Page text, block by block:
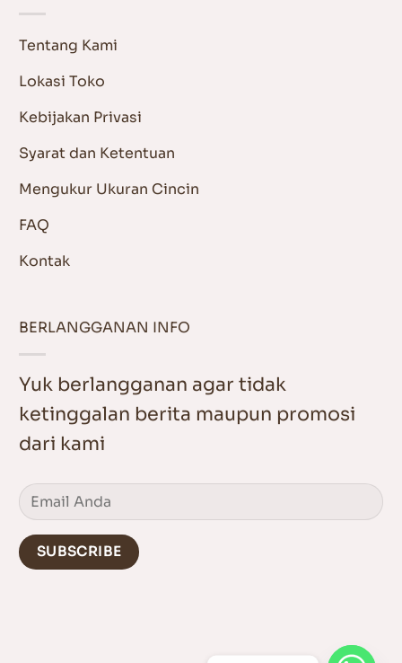
Tentang Kami
Lokasi Toko
Kebijakan Privasi
Syarat dan Ketentuan
Mengukur Ukuran Cincin
FAQ
Kontak
BERLANGGANAN INFO
Yuk berlangganan agar tidak
ketinggalan berita maupun promosi
dari kami